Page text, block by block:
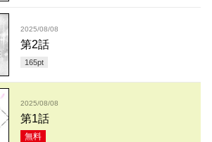
2025/08/08
第2話
165pt
2025/08/08
第1話
無料